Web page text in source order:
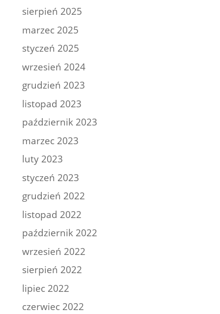
sierpień 2025
marzec 2025
styczeń 2025
wrzesień 2024
grudzień 2023
listopad 2023
październik 2023
marzec 2023
luty 2023
styczeń 2023
grudzień 2022
listopad 2022
październik 2022
wrzesień 2022
sierpień 2022
lipiec 2022
czerwiec 2022